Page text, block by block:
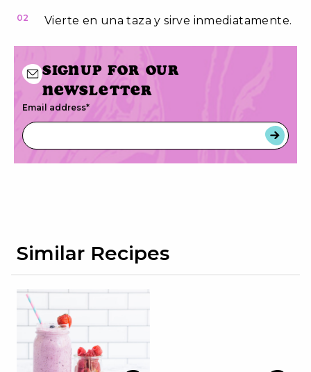
02 Vierte en una taza y sirve inmediatamente.
Signup for our
newsletter
Email address*
Similar Recipes